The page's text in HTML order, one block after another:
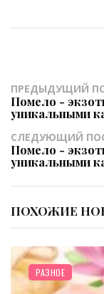
ПРЕДЫДУЩИЙ
Помело -
уникальными
СЛЕДУЮЩИЙ
Помело -
уникальными
ПОХОЖИЕ
РАЗНОЕ